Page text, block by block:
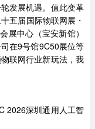
发展机遇。值此变革
五届国际物联网展・
展中心（宝安新馆）
在9号馆9C50展位等
联网行业新玩法，我
2026深圳通用人工智